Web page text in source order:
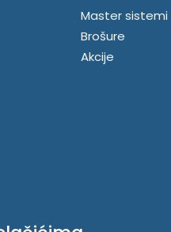
Master sistemi
Brošure
Akcije